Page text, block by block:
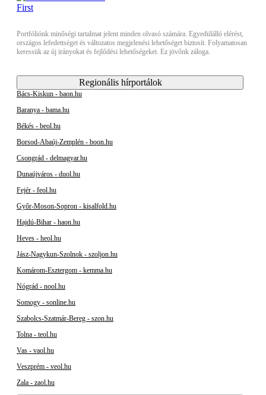
Portfóliónk minőségi tartalmat jelent minden olvasó számára. Egyedülálló elérést,
országos lefedettséget és változatos megjelenési lehetőséget biztosít. Folyamatosan
keressük az új irányokat és fejlődési lehetőségeket. Ez jövőnk záloga.
Regionális hírportálok
Bács-Kiskun - baon.hu
Baranya - bama.hu
Békés - beol.hu
Borsod-Abaúj-Zemplén - boon.hu
Csongrád - delmagyar.hu
Dunaújváros - duol.hu
Fejér - feol.hu
Győr-Moson-Sopron - kisalfold.hu
Hajdú-Bihar - haon.hu
Heves - heol.hu
Jász-Nagykun-Szolnok - szoljon.hu
Komárom-Esztergom - kemma.hu
Nógrád - nool.hu
Somogy - sonline.hu
Szabolcs-Szatmár-Bereg - szon.hu
Tolna - teol.hu
Vas - vaol.hu
Veszprém - veol.hu
Zala - zaol.hu